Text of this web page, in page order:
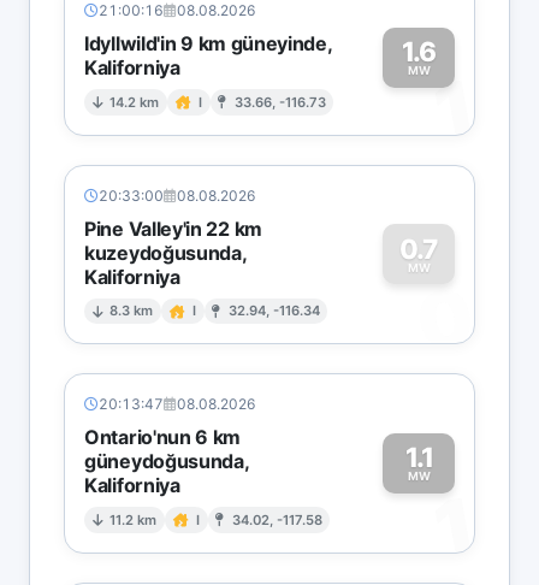
21:00:16 08.08.2026
Idyllwild'in 9 km güneyinde,
Kaliforniya
14.2 km I 33.66, -116.73
1.6
MW1
20:33:00 08.08.2026
Pine Valley'in 22 km
kuzeydoğusunda,
Kaliforniya
8.3 km I 32.94, -116.34
0.7
MW
0
20:13:47 08.08.2026
Ontario'nun 6 km
güneydoğusunda,
Kaliforniya
11.2 km I 34.02, -117.58
1.1
MW
1